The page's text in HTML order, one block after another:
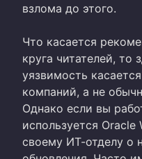
взлома до этого.
Что касается
круга читателей, то
уязвимость
компаний, а не
Однако если вы
используется
своему ИТ-отделу о